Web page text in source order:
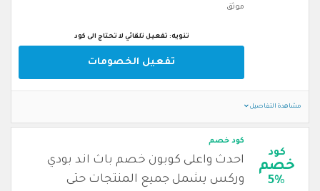
موثق
تنويه: تفعيل تلقائي لا تحتاج الى كود
تفعيل الخصومات
مشاهدة التفاصيل
كود
خصم
5%
كود خصم
احدث واعلى كوبون خصم باث اند بودي
وركس يشمل جميع المنتجات حتى